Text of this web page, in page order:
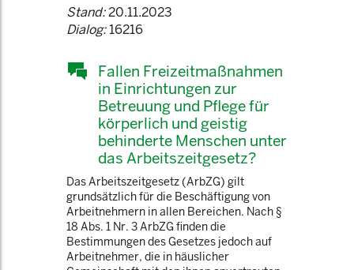
Stand:20.11.2023
Dialog:16216
Fallen Freizeitmaßnahmen
in Einrichtungen zur
Betreuung und Pflege für
körperlich und geistig
behinderte Menschen unter
das Arbeitszeitgesetz?
Das Arbeitszeitgesetz (ArbZG) gilt
grundsätzlich für die Beschäftigung von
Arbeitnehmern in allen Bereichen. Nach §
18 Abs. 1 Nr. 3 ArbZG finden die
Bestimmungen des Gesetzes jedoch auf
Arbeitnehmer, die in häuslicher